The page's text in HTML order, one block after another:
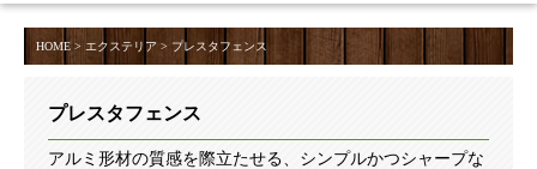
HOME > エクステリア > プレスタフェンス
プレスタフェンス
アルミ形材の質感を際立たせる、シンプルかつシャープな